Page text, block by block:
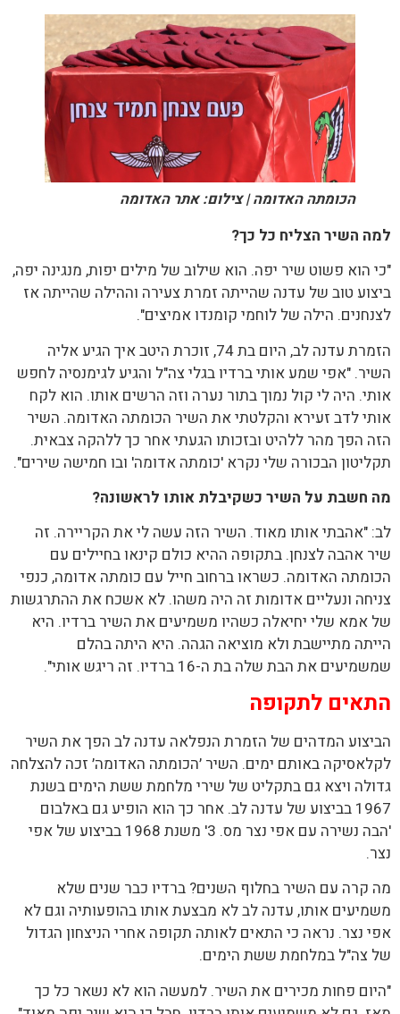
הכומתה האדומה | צילום: אתר האדומה
למה השיר הצליח כל כך?
"כי הוא פשוט שיר יפה. הוא שילוב של מילים יפות, מנגינה יפה,
ביצוע טוב של עדנה שהייתה זמרת צעירה וההילה שהייתה אז
לצנחנים. הילה של לוחמי קומנדו אמיצים".
הזמרת עדנה לב, היום בת 74, זוכרת היטב איך הגיע אליה
השיר. "אפי שמע אותי ברדיו בגלי צה"ל והגיע לגימנסיה לחפש
אותי. היה לי קול נמוך בתור נערה וזה הרשים אותו. הוא לקח
אותי לדב זעירא והקלטתי את השיר הכומתה האדומה. השיר
הזה הפך מהר ללהיט ובזכותו הגעתי אחר כך ללהקה צבאית.
תקליטון הבכורה שלי נקרא 'כומתה אדומה' ובו חמישה שירים".
מה חשבת על השיר כשקיבלת אותו לראשונה?
לב: "אהבתי אותו מאוד. השיר הזה עשה לי את הקריירה. זה
שיר אהבה לצנחן. בתקופה ההיא כולם קינאו בחיילים עם
הכומתה האדומה. כשראו ברחוב חייל עם כומתה אדומה, כנפי
צניחה ונעליים אדומות זה היה משהו. לא אשכח את ההתרגשות
של אמא שלי יחיאלה כשהיו משמיעים את השיר ברדיו. היא
הייתה מתיישבת ולא מוציאה הגהה. היא היתה בהלם
שמשמיעים את הבת שלה בת ה-16 ברדיו. זה ריגש אותי".
התאים לתקופה
הביצוע המדהים של הזמרת הנפלאה עדנה לב הפך את השיר
לקלאסיקה באותם ימים. השיר ׳הכומתה האדומה׳ זכה להצלחה
גדולה ויצא גם בתקליט של שירי מלחמת ששת הימים בשנת
1967 בביצוע של עדנה לב. אחר כך הוא הופיע גם באלבום
'הבה נשירה עם אפי נצר מס. 3' משנת 1968 בביצוע של אפי
נצר.
מה קרה עם השיר בחלוף השנים? ברדיו כבר שנים שלא
משמיעים אותו, עדנה לב לא מבצעת אותו בהופעותיה וגם לא
אפי נצר. נראה כי התאים לאותה תקופה אחרי הניצחון הגדול
של צה"ל במלחמת ששת הימים.
"היום פחות מכירים את השיר. למעשה הוא לא נשאר כל כך